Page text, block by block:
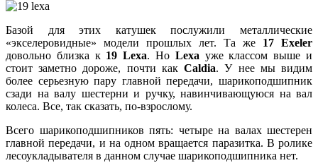
Базой для этих катушек послужили металлические
«экселеровидные» модели прошлых лет. Та же 17 Exeler
довольно близка к 19 Lexa. Но Lexa уже классом выше и
стоит заметно дороже, почти какCaldia. У нее мы видим
более серьезную пару главной передачи, шарикоподшипник
сзади на валу шестерни и ручку, навинчивающуюся на вал
колеса. Все, так сказать, по-взрослому.
Всего шарикоподшипников пять: четыре на валах шестерен
главной передачи, и на одном вращается паразитка. В ролике
лесоукладывателя в данном случае шарикоподшипника нет.